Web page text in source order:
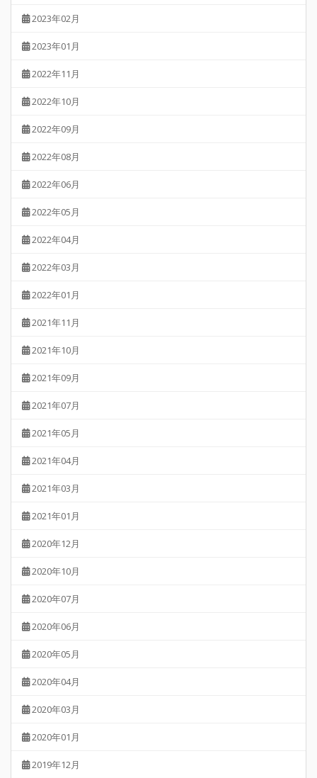
2023年02月
2023年01月
2022年11月
2022年10月
2022年09月
2022年08月
2022年06月
2022年05月
2022年04月
2022年03月
2022年01月
2021年11月
2021年10月
2021年09月
2021年07月
2021年05月
2021年04月
2021年03月
2021年01月
2020年12月
2020年10月
2020年07月
2020年06月
2020年05月
2020年04月
2020年03月
2020年01月
2019年12月